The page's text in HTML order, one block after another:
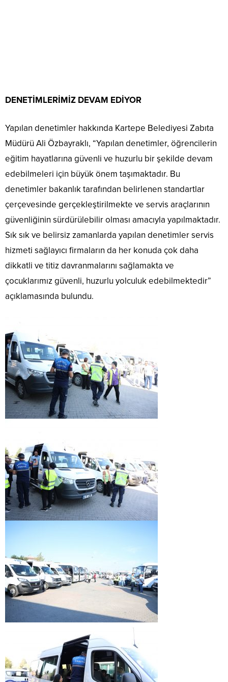
DENETİMLERİMİZ DEVAM EDİYOR
Yapılan denetimler hakkında Kartepe Belediyesi Zabıta
Müdürü Ali Özbayraklı, “Yapılan denetimler, öğrencilerin
eğitim hayatlarına güvenli ve huzurlu bir şekilde devam
edebilmeleri için büyük önem taşımaktadır. Bu
denetimler bakanlık tarafından belirlenen standartlar
çerçevesinde gerçekleştirilmekte ve servis araçlarının
güvenliğinin sürdürülebilir olması amacıyla yapılmaktadır.
Sık sık ve belirsiz zamanlarda yapılan denetimler servis
hizmeti sağlayıcı firmaların da her konuda çok daha
dikkatli ve titiz davranmalarını sağlamakta ve
çocuklarımız güvenli, huzurlu yolculuk edebilmektedir”
açıklamasında bulundu.